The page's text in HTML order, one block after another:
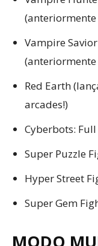
Vampire
Red Earth
arcades!)
Cyberbots:
Super Puzzle
Hyper Street
Super Gem